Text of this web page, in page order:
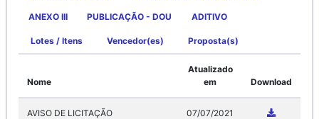
ANEXO III PUBLICAÇÃO - DOU ADITIVO
Lotes / Itens Vencedor(es) Proposta(s)
Nome
Atualizado
em
Download
AVISO DE LICITAÇÃO 07/07/2021